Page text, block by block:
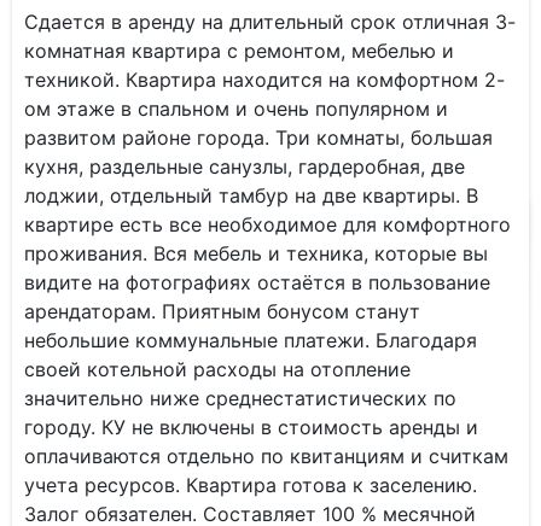
Сдается в аренду на длительный срок отличная 3-
комнатная квартира с ремонтом, мебелью и
техникой. Квартира находится на комфортном 2-
ом этаже в спальном и очень популярном и
развитом районе города. Три комнаты, большая
кухня, раздельные санузлы, гардеробная, две
лоджии, отдельный тамбур на две квартиры. В
квартире есть все необходимое для комфортного
проживания. Вся мебель и техника, которые вы
видите на фотографиях остаётся в пользование
арендаторам. Приятным бонусом станут
небольшие коммунальные платежи. Благодаря
своей котельной расходы на отопление
значительно ниже среднестатистических по
городу. КУ не включены в стоимость аренды и
оплачиваются отдельно по квитанциям и считкам
учета ресурсов. Квартира готова к заселению.
Залог обязателен. Составляет 100 % месячной